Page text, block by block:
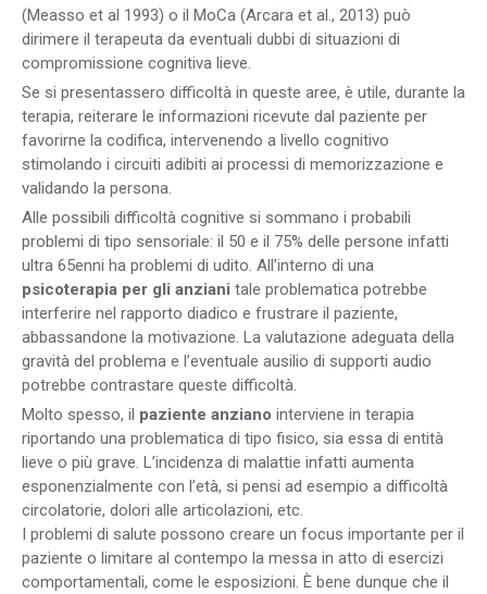
(Measso et al 1993) o il MoCa (Arcara et al., 2013) può
dirimere il terapeuta da eventuali dubbi di situazioni di
compromissione cognitiva lieve.
Se si presentassero difficoltà in queste aree, è utile, durante la
terapia, reiterare le informazioni ricevute dal paziente per
favorirne la codifica, intervenendo a livello cognitivo
stimolando i circuiti adibiti ai processi di memorizzazione e
validando la persona.
Alle possibili difficoltà cognitive si sommano i probabili
problemi di tipo sensoriale: il 50 e il 75% delle persone infatti
ultra 65enni ha problemi di udito. All’interno di una
psicoterapia per gli anziani tale problematica potrebbe
interferire nel rapporto diadico e frustrare il paziente,
abbassandone la motivazione. La valutazione adeguata della
gravità del problema e l’eventuale ausilio di supporti audio
potrebbe contrastare queste difficoltà.
Molto spesso, il paziente anziano interviene in terapia
riportando una problematica di tipo fisico, sia essa di entità
lieve o più grave. L’incidenza di malattie infatti aumenta
esponenzialmente con l’età, si pensi ad esempio a difficoltà
circolatorie, dolori alle articolazioni, etc.
I problemi di salute possono creare un focus importante per il
paziente o limitare al contempo la messa in atto di esercizi
comportamentali, come le esposizioni. È bene dunque che il